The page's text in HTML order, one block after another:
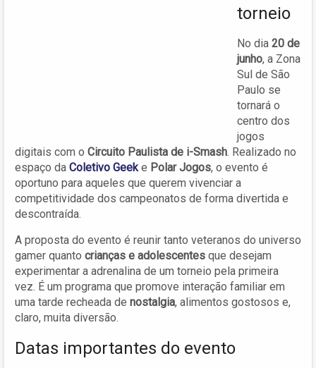
torneio
No dia 20 de
junho, a Zona
Sul de São
Paulo se
tornará o
centro dos
jogos
digitais com o Circuito Paulista de i-Smash. Realizado no
espaço da Coletivo Geek e Polar Jogos, o evento é
oportuno para aqueles que querem vivenciar a
competitividade dos campeonatos de forma divertida e
descontraída.
A proposta do evento é reunir tanto veteranos do universo
gamer quanto crianças e adolescentes que desejam
experimentar a adrenalina de um torneio pela primeira
vez. É um programa que promove interação familiar em
uma tarde recheada de nostalgia, alimentos gostosos e,
claro, muita diversão.
Datas importantes do evento